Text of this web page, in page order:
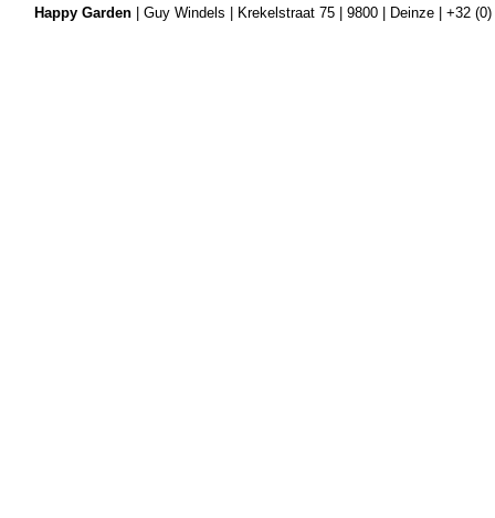
Happy Garden| Guy Windels | Krekelstraat 75 | 9800 | Deinze | +32